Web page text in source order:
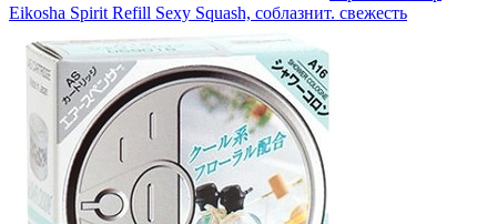
Eikosha Spirit Refill Sexy Squash, соблазнит. свежесть